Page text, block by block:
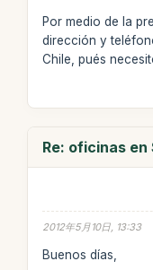
Por medio de la
dirección y
Chile, pués
Re: oficinas
2012年5月10日, 13:33
Buenos días,